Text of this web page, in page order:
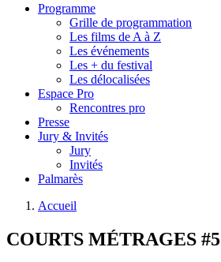
Programme
Grille de programmation
Les films de A à Z
Les événements
Les + du festival
Les délocalisées
Espace Pro
Rencontres pro
Presse
Jury & Invités
Jury
Invités
Palmarès
Accueil
COURTS MÉTRAGES #5